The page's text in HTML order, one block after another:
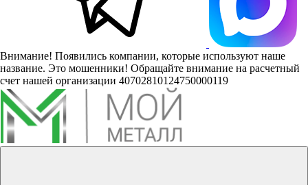
Внимание! Появились компании, которые используют наше
название. Это мошенники! Обращайте внимание на расчетный
счет нашей организации 40702810124750000119